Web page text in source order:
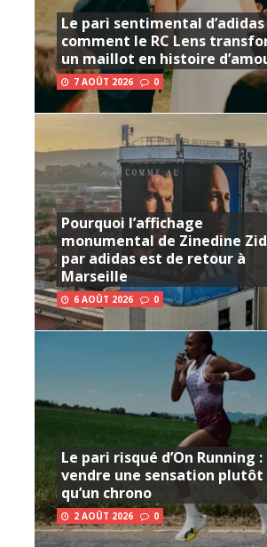
Le pari sentimental d’adidas
comment le RC Lens
un maillot en histoire
7 AOÛT 2026 0
Pourquoi l’affichage
monumental de Zinedine
par adidas est de retour à
Marseille
6 AOÛT 2026 0
Le pari risqué d’On Running :
vendre une sensation plutôt
qu’un chrono
2 AOÛT 2026 0